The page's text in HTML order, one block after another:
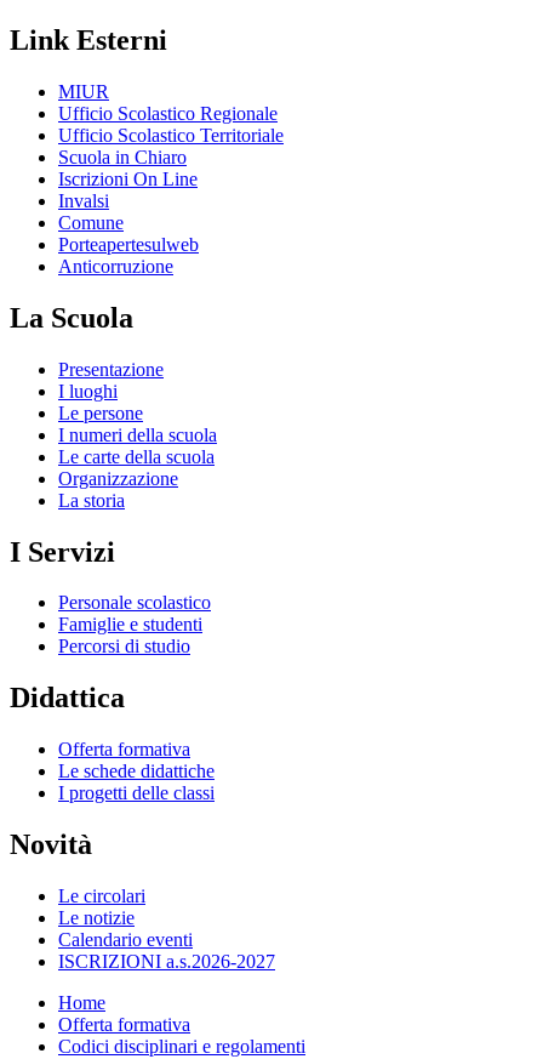
Link Esterni
MIUR
Ufficio Scolastico Regionale
Ufficio Scolastico Territoriale
Scuola in Chiaro
Iscrizioni On Line
Invalsi
Comune
Porteapertesulweb
Anticorruzione
La Scuola
Presentazione
I luoghi
Le persone
I numeri della scuola
Le carte della scuola
Organizzazione
La storia
I Servizi
Personale scolastico
Famiglie e studenti
Percorsi di studio
Didattica
Offerta formativa
Le schede didattiche
I progetti delle classi
Novità
Le circolari
Le notizie
Calendario eventi
ISCRIZIONI a.s.2026-2027
Home
Offerta formativa
Codici disciplinari e regolamenti